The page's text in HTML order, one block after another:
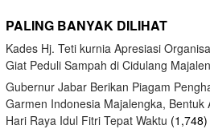
PALING BANYAK DILIHAT
Kades Hj. Teti kurnia Apresiasi
Giat Peduli Sampah di Cidulang
Gubernur Jabar Berikan Piagam
Garmen Indonesia Majalengka, Bentuk
Hari Raya Idul Fitri Tepat Waktu (1,748)